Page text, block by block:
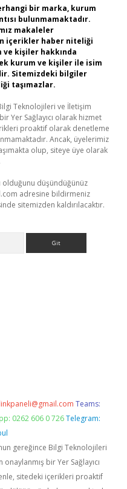
bir marka, kurum
bulunmamaktadır.
makaleler
içerikler haber niteliği
kişiler hakkında
kurum ve kişiler ile isim
Sitemizdeki bilgiler
taşımazlar.
Teknolojileri ve İletişim
Yer Sağlayıcı olarak hizmet
proaktif olarak denetleme
Ancak, üyelerimiz
olup, siteye üye olarak
olduğunu düşündüğünüz
adresine bildirmeniz
sitemizden kaldırılacaktır.
Teams:
0262 606 0 726 Telegram:
gereğince Bilgi Teknolojileri
bir Yer Sağlayıcı
sitedeki içerikleri proaktif